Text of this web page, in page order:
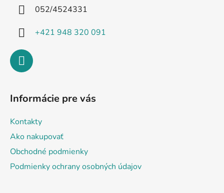
052/4524331
+421 948 320 091
Informácie pre vás
Kontakty
Ako nakupovať
Obchodné podmienky
Podmienky ochrany osobných údajov